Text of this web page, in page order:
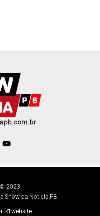
2023
Show da Noticia PB
R1website